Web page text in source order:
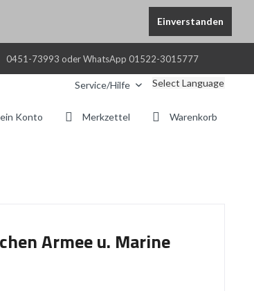
Einverstanden
0451-73993 oder WhatsApp 01522-3015777
Service/Hilfe Select Language
Warenkorb
Merkzettel
Konto
Armee u. Marine